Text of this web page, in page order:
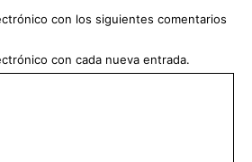
con los siguientes comentarios
con cada nueva entrada.